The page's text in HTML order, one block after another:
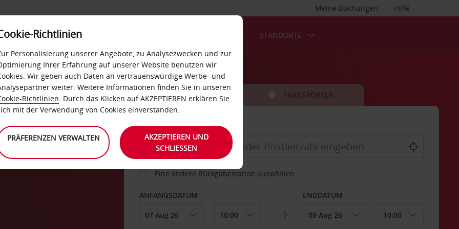
Hilfe
Meine Buchungen
SELF-SERVICES STANDORTE
FAHRZEUG TRANSPORTER
ABHOLEN VON
Eine andere Rückgabestation auswählen
ANFANGSDATUM ENDDATUM
Richtlinien
Personalisierung unserer Angebote, zu Analysezwecken und zur
Ihrer Erfahrung auf unserer Website benutzen wir
Wir geben auch Daten an vertrauenswürdige Werbe- und
weiter. Weitere Informationen finden Sie in unseren
Richtlinien. Durch das Klicken auf AKZEPTIEREN erklären Sie
mit der Verwendung von Cookies einverstanden.
PRÄFERENZEN VERWALTEN
AKZEPTIEREN UND
SCHLIESSEN